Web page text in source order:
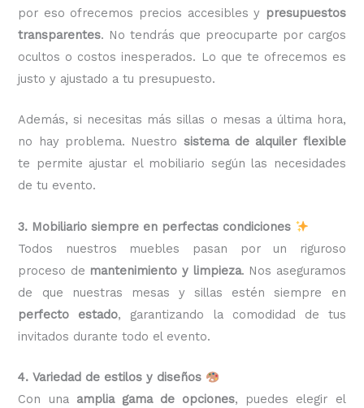
por eso ofrecemos precios accesibles y presupuestos
transparentes. No tendrás que preocuparte por cargos
ocultos o costos inesperados. Lo que te ofrecemos es
justo y ajustado a tu presupuesto.
Además, si necesitas más sillas o mesas a última hora,
no hay problema. Nuestro sistema de alquiler flexible
te permite ajustar el mobiliario según las necesidades
de tu evento.
3. Mobiliario siempre en perfectas condiciones
Todos nuestros muebles pasan por un riguroso
proceso de mantenimiento y limpieza. Nos aseguramos
de que nuestras mesas y sillas estén siempre en
perfecto estado, garantizando la comodidad de tus
invitados durante todo el evento.
4. Variedad de estilos y diseños
Con una amplia gama de opciones, puedes elegir el